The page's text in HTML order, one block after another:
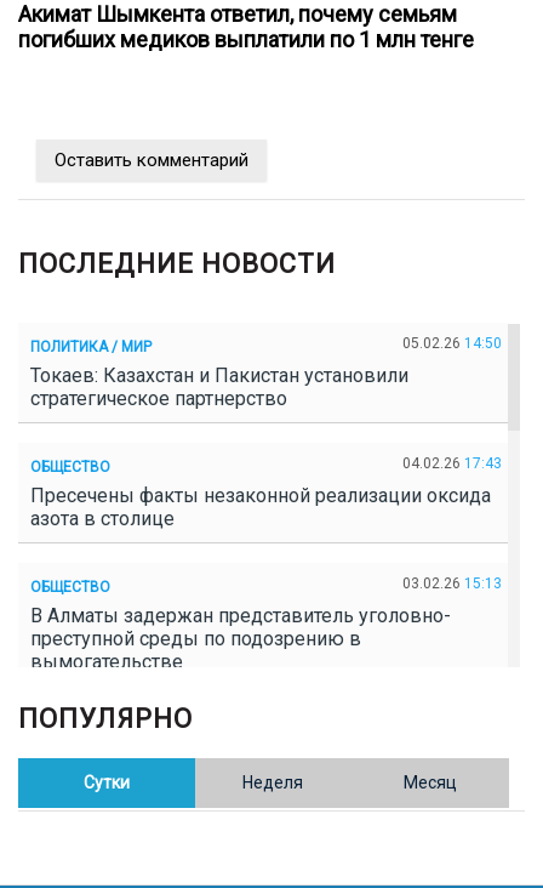
Акимат Шымкента ответил, почему семьям
погибших медиков выплатили по 1 млн тенге
Оставить комментарий
ПОСЛЕДНИЕ НОВОСТИ
ПОЛИТИКА / МИР 05.02.26 14:50
Токаев: Казахстан и Пакистан установили
стратегическое партнерство
ОБЩЕСТВО 04.02.26 17:43
Пресечены факты незаконной реализации оксида
азота в столице
ОБЩЕСТВО 03.02.26 15:13
В Алматы задержан представитель уголовно-
преступной среды по подозрению в
вымогательстве
ОБЩЕСТВО
Полицейские пресекли незаконное выращивание
конопли в Таразе
Казахстан возглавил Договор о зоне, свободной от
ПОПУЛЯРНО
Сутки Неделя Месяц